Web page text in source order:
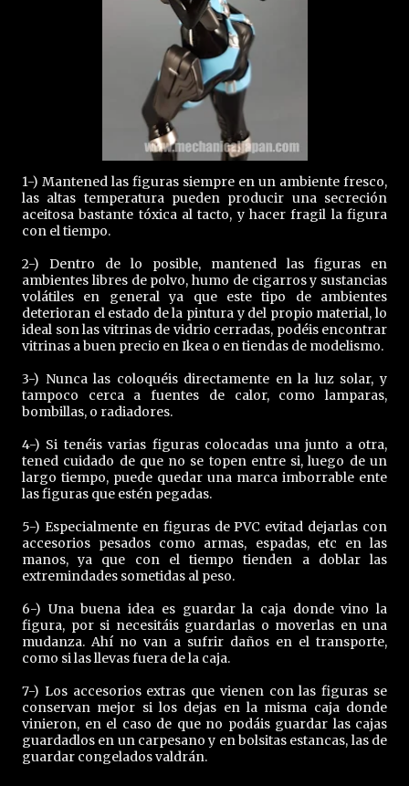
1-) Mantened las figuras siempre en un ambiente fresco,
las altas temperatura pueden producir una secreción
aceitosa bastante tóxica al tacto, y hacer fragil la figura
con el tiempo.
2-) Dentro de lo posible, mantened las figuras en
ambientes libres de polvo, humo de cigarros y sustancias
volátiles en general ya que este tipo de ambientes
deterioran el estado de la pintura y del propio material, lo
ideal son las vitrinas de vidrio cerradas, podéis encontrar
vitrinas a buen precio en Ikea o en tiendas de modelismo.
3-) Nunca las coloquéis directamente en la luz solar, y
tampoco cerca a fuentes de calor, como lamparas,
bombillas, o radiadores.
4-) Si tenéis varias figuras colocadas una junto a otra,
tened cuidado de que no se topen entre si, luego de un
largo tiempo, puede quedar una marca imborrable ente
las figuras que estén pegadas.
5-) Especialmente en figuras de PVC evitad dejarlas con
accesorios pesados como armas, espadas, etc en las
manos, ya que con el tiempo tienden a doblar las
extremindades sometidas al peso.
6-) Una buena idea es guardar la caja donde vino la
figura, por si necesitáis guardarlas o moverlas en una
mudanza. Ahí no van a sufrir daños en el transporte,
como si las llevas fuera de la caja.
7-) Los accesorios extras que vienen con las figuras se
conservan mejor si los dejas en la misma caja donde
vinieron, en el caso de que no podáis guardar las cajas
guardadlos en un carpesano y en bolsitas estancas, las de
guardar congelados valdrán.